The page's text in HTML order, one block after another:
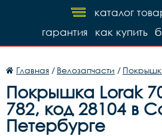
каталог
как купить
гарантия
Главная / Велозапчасти /
Покрышка Lorak
782, код 28104 в
Петербурге